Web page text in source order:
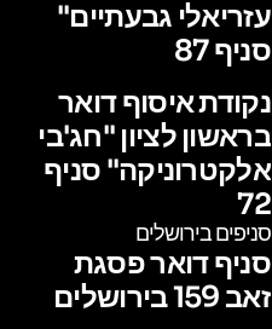
עזריאלי גבעתיים"
סניף 87
נקודת איסוף דואר
בראשון לציון "חג'בי
אלקטרוניקה" סניף
72
סניפים בירושלים
סניף דואר פסגת
זאב 159 בירושלים